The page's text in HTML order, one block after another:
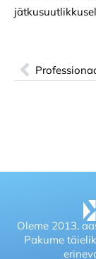
Oleme 2013.
Pakume